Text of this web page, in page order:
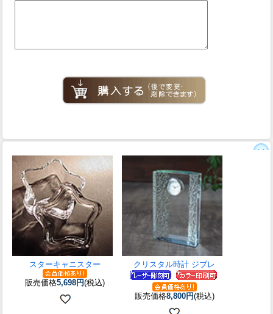
スターキャニスター
販売価格5,698円(税込)
クリスタル時計 ジブレ
販売価格8,800円(税込)